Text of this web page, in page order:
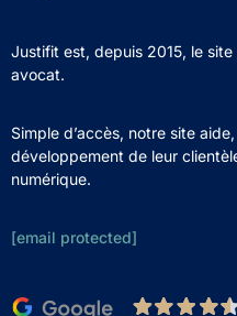
Justifit est, depuis 2015, le
avocat.
Simple d’accès, notre site
développement de leur
numérique.
[email protected]